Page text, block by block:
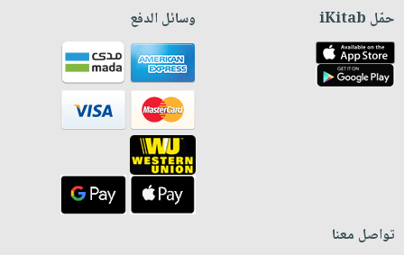
حمّل iKitab وسائل الدفع
تواصل معنا